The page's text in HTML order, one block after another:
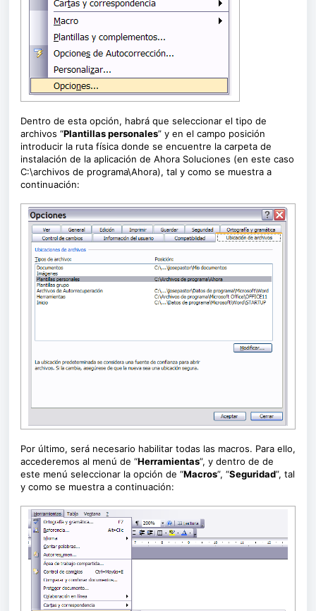
Dentro de esta opción, habrá que seleccionar el tipo de
archivos “Plantillas personales” y en el campo posición
introducir la ruta física donde se encuentre la carpeta de
instalación de la aplicación de Ahora Soluciones (en este caso
C:\archivos de programa\Ahora), tal y como se muestra a
continuación:
Por último, será necesario habilitar todas las macros. Para ello,
accederemos al menú de “Herramientas”, y dentro de de
este menú seleccionar la opción de “Macros”, “Seguridad”, tal
y como se muestra a continuación: